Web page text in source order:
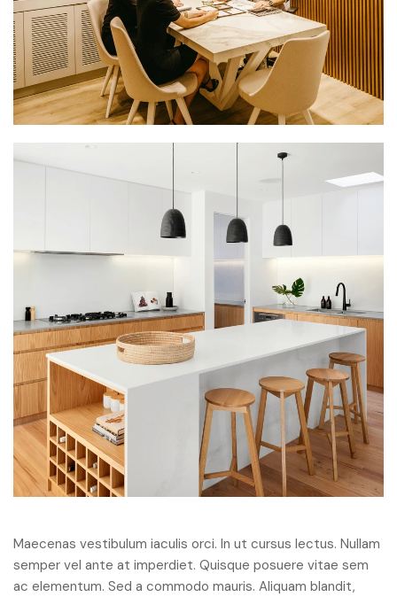
Maecenas vestibulum iaculis orci. In ut cursus lectus. Nullam
semper vel ante at imperdiet. Quisque posuere vitae sem
ac elementum. Sed a commodo mauris. Aliquam blandit,